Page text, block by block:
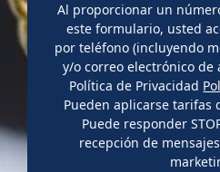
Al proporcionar un
este formulario, usted
por teléfono (incluyendo
y/o correo electrónico de
Política de Privacidad
Pueden aplicarse tarifas
Puede responder
recepción de